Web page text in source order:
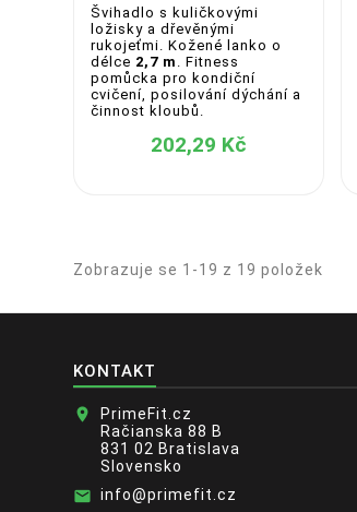
Švihadlo s kuličkovými
ložisky a dřevěnými
rukojeťmi. Kožené lanko o
délce 2,7 m
. Fitness
pomůcka pro kondiční
cvičení, posilování dýchání a
činnost kloubů.
202,29 Kč
Zobrazuje se 1-19 z 19 položek
KONTAKT
location_on
PrimeFit.cz
Račianska 88 B
831 02 Bratislava
Slovensko
email info@primefit.cz